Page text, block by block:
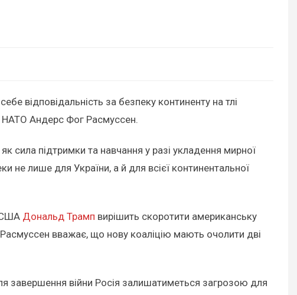
відповідальність за безпеку континенту на тлі
НАТО Андерс Фог Расмуссен.
сила підтримки та навчання у разі укладення мирної
не лише для України, а й для всієї континентальної
США Дональд Трамп вирішить скоротити американську
вважає, що нову коаліцію мають очолити дві
завершення війни Росія залишатиметься загрозою для